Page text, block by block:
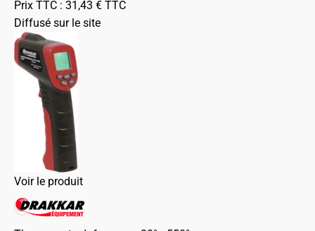
Prix TTC : 31,43 € TTC
Diffusé sur le site
Voir le produit